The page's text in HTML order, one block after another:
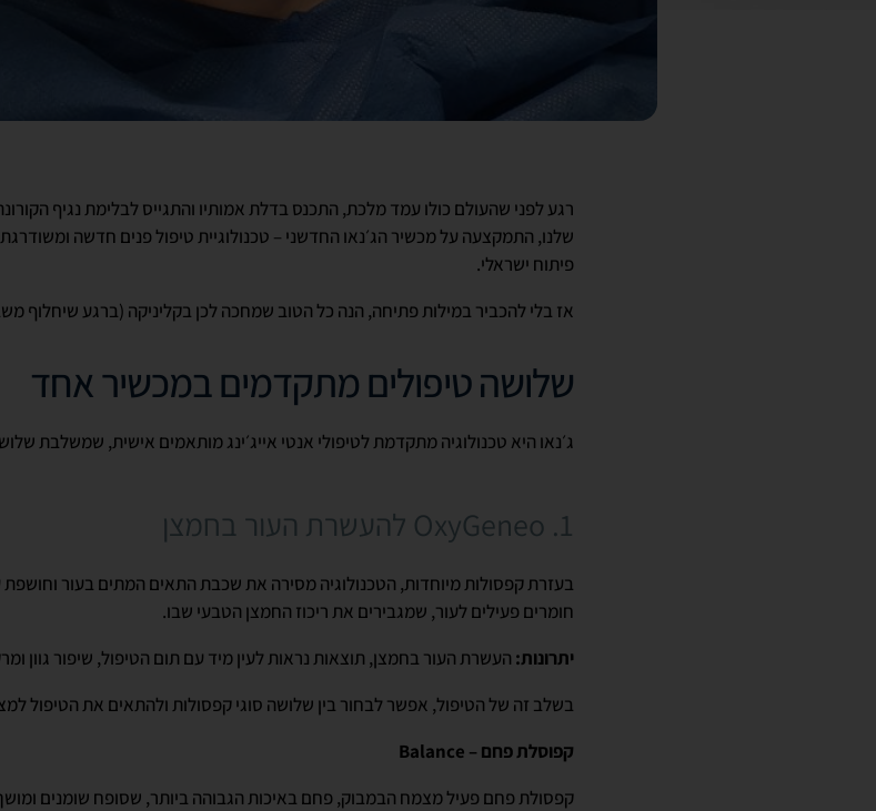
רגע לפני שהעולם כולו עמד מלכת, התכנס בדלת אמותיו והתגייס לבלימת נגיף
שלנו, התמקצעה על מכשיר הג׳נאו החדשני – טכנולוגיית טיפול פנים חדשה
פיתוח ישראלי.
אז בלי להכביר במילות פתיחה, הנה כל הטוב שמחכה לכן בקליניקה (ברגע שיחלוף
שלושה טיפולים מתקדמים במכשיר אחד
ג׳נאו היא טכנולוגיה מתקדמת לטיפולי אנטי אייג׳ינג מותאמים אישית, שמשלבת
1. OxyGeneo להעשרת העור בחמצן
בעזרת קפסולות מיוחדות, הטכנולוגיה מסירה את שכבת התאים המתים בעור וחושפת
חומרים פעילים לעור, שמגבירים את ריכוז החמצן הטבעי שבו.
יתרונות: העשרת העור בחמצן, תוצאות נראות לעין מיד עם תום הטיפול, שיפור גוון
בשלב זה של הטיפול, אפשר לבחור בין שלושה סוגי קפסולות ולהתאים את הטיפול
קפוסלת פחם – Balance
קפסולת פחם פעיל מצמח הבמבוק, פחם באיכות הגבוהה ביותר, שסופח שומנים ומושך